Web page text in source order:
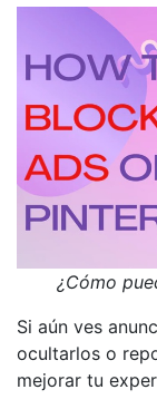
¿Cómo
Si aún ves
ocultarlos o
mejorar tu